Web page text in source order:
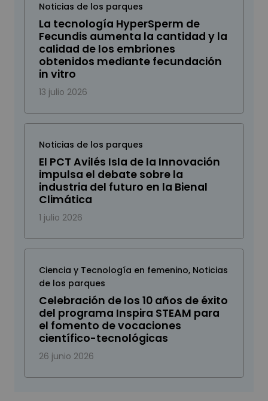
Noticias de los parques
La tecnología HyperSperm de
Fecundis aumenta la cantidad y la
calidad de los embriones
obtenidos mediante fecundación
in vitro
13 julio 2026
Noticias de los parques
El PCT Avilés Isla de la Innovación
impulsa el debate sobre la
industria del futuro en la Bienal
Climática
1 julio 2026
Ciencia y Tecnología en femenino, Noticias
de los parques
Celebración de los 10 años de éxito
del programa Inspira STEAM para
el fomento de vocaciones
científico-tecnológicas
26 junio 2026